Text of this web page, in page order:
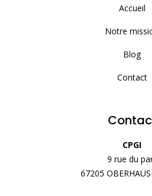
Accueil
Notre
Blog
Contact
CPGI
9 rue du
67205